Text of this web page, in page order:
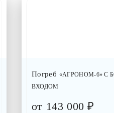
Погреб «АГРОНОМ-6» С
ВХОДОМ
от 143 000₽